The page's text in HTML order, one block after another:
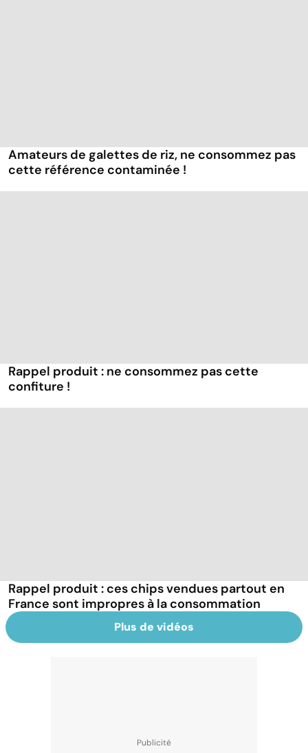
Amateurs de galettes de riz, ne consommez pas
cette référence contaminée !
Rappel produit : ne consommez pas cette
confiture !
Rappel produit : ces chips vendues partout en
France sont impropres à la consommation
Plus de vidéos